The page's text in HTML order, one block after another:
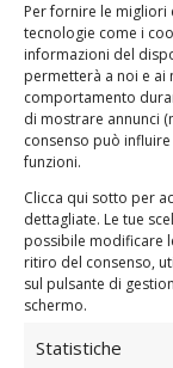
Per fornire le migliori
tecnologie come i
informazioni del
permetterà a noi e
comportamento
di mostrare annunci
consenso può
funzioni.
Clicca qui sotto per
dettagliate. Le tue
possibile modificare
ritiro del consenso,
sul pulsante di
schermo.
Statistiche
allenamenti
muscolare.
sono
solito,
sindrome
movimenti
svolti in
possono
problemi
seduti per